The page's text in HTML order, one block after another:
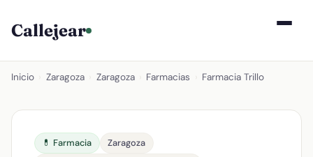
Callejear
Inicio Zaragoza Zaragoza Farmacias Farmacia Trillo
💊 Farmacia
Zaragoza